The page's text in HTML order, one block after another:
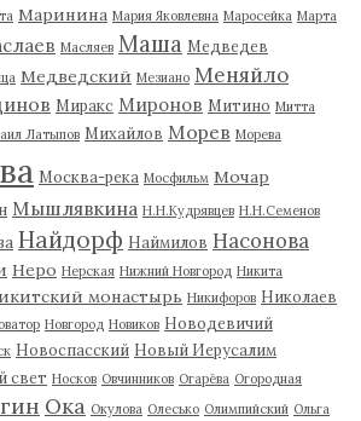
Маринина Мария Яковлевна Маросейка Марта
Масляев Маша Медведев
Медведский Мезиано Меняйло
Миракс Миронов Митино Митта
Латыпов Михайлов Морев Морева
Москва-река Мосфильм Мочар
Мышлявкина Н.Н.Кудрявцев Н.Н.Семенов
Найдорф Наймилов Насонова
Неро Нерская Нижний Новгород Никита
монастырь Никифоров Николаев
Новгород Новиков Новодевичий
Новоспасский Новый Иерусалим
свет Носков Овчинников Огарёва Огородная
Ока Окулова Олесько Олимпийский Ольга